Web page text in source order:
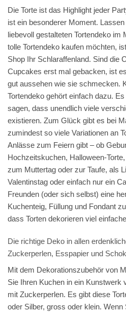
Die Torte ist das Highlight jeder
ist ein besonderer Moment.
liebevoll gestalteten Tortendeko im
tolle Tortendeko kaufen möchten,
Shop Ihr Schlaraffenland. Sind die
Cupcakes erst mal gebacken, ist
gut aussehen wie sie schmecken.
Tortendeko gehört einfach dazu.
sagen, dass unendlich viele
existieren. Zum Glück gibt es bei
zumindest so viele Variationen an
Anlässe zum Feiern gibt – ob
Hochzeitskuchen, Halloween-
zum Muttertag oder zur Taufe, als
Valentinstag oder einfach nur ein
Freunden (oder sich selbst) eine
Kuchenteig, Füllung und Fondant
dass Torten dekorieren viel
Die richtige Deko in allen
Zuckerperlen, Esspapier und
Mit dem Dekorationszubehör von
Sie Ihren Kuchen in ein Kunstwerk
mit Zuckerperlen. Es gibt diese
oder Silber, gross oder klein.